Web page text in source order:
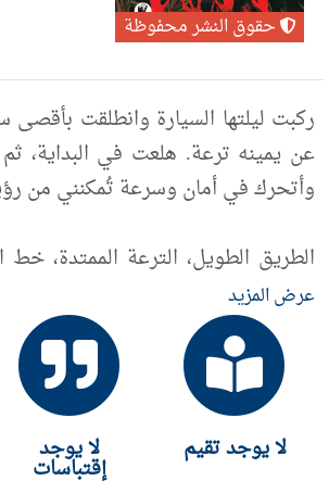
حقوق النشر محفوظة
ركبت ليلتها السيارة وانطلقت
عن يمينه ترعة. هلعت في البداية،
وأتحرك في أمان وسرعة تُمكنني من
الطريق الطويل، الترعة الممتدة،
أطلال مدن وقرى، محال وأكشاك
ممتد، يتوسطه طريق طويل بلا نهاية.
عرض المزيد
لا يوجد تقيم لا يوجد
إقتباسات